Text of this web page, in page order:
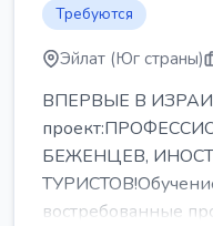
Требуются
Эйлат (Юг страны)
ВПЕРВЫЕ В
БЕЖЕНЦЕВ,
востребованные